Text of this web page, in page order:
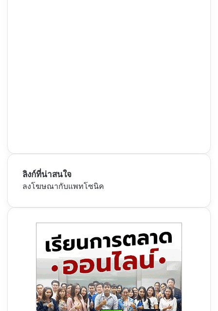
ลิงก์ที่น่าสนใจ
ลงโฆษณากับแพทโซนิค